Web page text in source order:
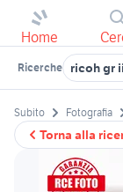
Home
Ricerche ricoh gr
Torna alla
Subito Fotografia